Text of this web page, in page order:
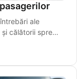
ale
călătorii spre